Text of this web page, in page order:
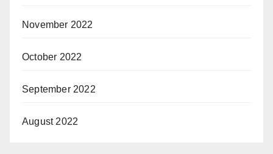
November 2022
October 2022
September 2022
August 2022